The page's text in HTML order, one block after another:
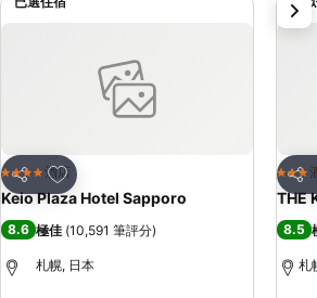
分享
放到收藏夾
4 星級 酒店
Keio Plaza Hotel Sapporo
8.6 極佳 (10,591 筆評分)
札幌, 日本
分享
3 星級
THE
8.5
札
下